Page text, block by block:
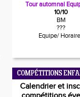
Tour automnal
10/10
BM
???
Equipe/
COMPÉTITIONS
Calendrier et